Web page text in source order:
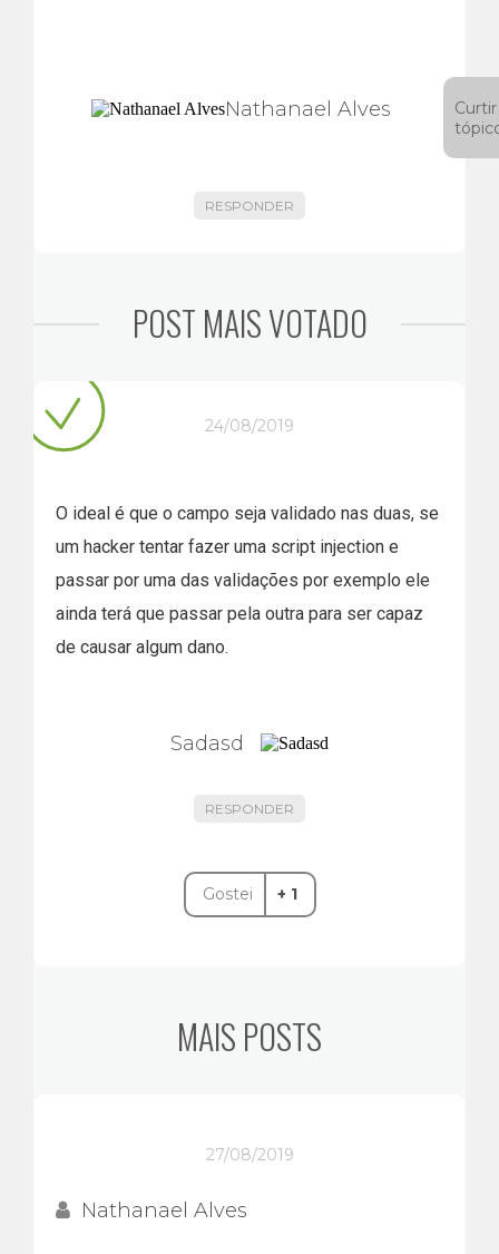
Nathanael Alves
Curtir
RESPONDER
POST MAIS VOTADO
24/08/2019
O ideal é que o campo seja validado nas duas, se
um hacker tentar fazer uma script injection e
passar por uma das validações por exemplo ele
ainda terá que passar pela outra para ser capaz
de causar algum dano.
Sadasd
RESPONDER
Gostei + 1
MAIS POSTS
27/08/2019
Nathanael Alves